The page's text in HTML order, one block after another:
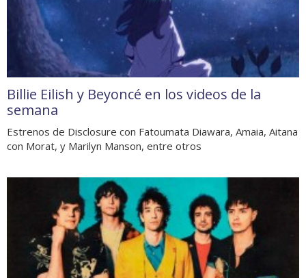
Billie Eilish y Beyoncé en los videos de la
semana
Estrenos de Disclosure con Fatoumata Diawara, Amaia, Aitana
con Morat, y Marilyn Manson, entre otros